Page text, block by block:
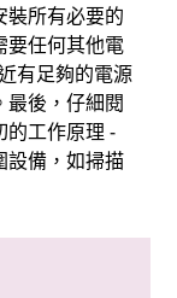
裝所有必要的
要任何其他電
有足夠的電源
最後，仔細閱
的工作原理 -
設備，如掃描